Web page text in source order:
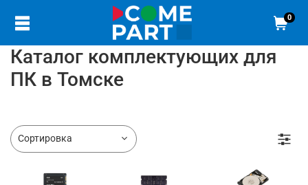
0
Каталог комплектующих для
ПК в Томске